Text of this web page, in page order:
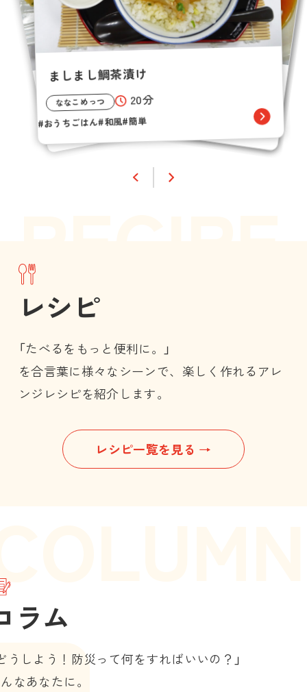
ましまし鯛茶漬け
ななこめっつ 20分
おうちごはん 和風
鯛めしのクリームチーズ焼きおにぎり
ななこめっつ 15分
おうちごはん キャンプ
水晶鶏の和風あんかけご飯
ななこめっつ 30分
おうちごはん 和風
ましまし鯛茶漬け
ななこめっつ 20分
おうちごはん 和風 簡単
鯛めしのクリームチーズ焼きおにぎり
ななこめっつ
15分
おうちごはん キャンプ 簡単
レシピ
「たべるをもっと便利に。」
を合言葉に様々なシーンで、楽しく作れるアレ
ンジレシピを紹介します。
レシピ一覧を見る
ラム
うしよう！防災って何をすればいいの？」
なあなたに。